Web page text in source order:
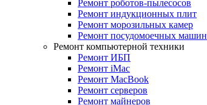
Ремонт роботов-пылесосов
Ремонт индукционных плит
Ремонт морозильных камер
Ремонт посудомоечных машин
Ремонт компьютерной техники
Ремонт ИБП
Ремонт iMac
Ремонт MacBook
Ремонт серверов
Ремонт майнеров